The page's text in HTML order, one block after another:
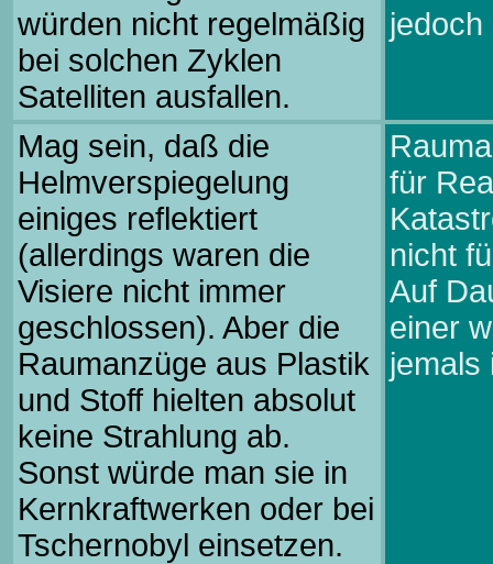
würden nicht regelmäßig
bei solchen Zyklen
Satelliten ausfallen.
jedoch
Mag sein, daß die
Helmverspiegelung
einiges reflektiert
(allerdings waren die
Visiere nicht immer
geschlossen). Aber die
Raumanzüge aus Plastik
und Stoff hielten absolut
keine Strahlung ab.
Sonst würde man sie in
Kernkraftwerken oder bei
Tschernobyl einsetzen.
für
nicht
Auf
einer
jemals